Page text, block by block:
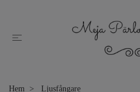
Hem Ljusfångare